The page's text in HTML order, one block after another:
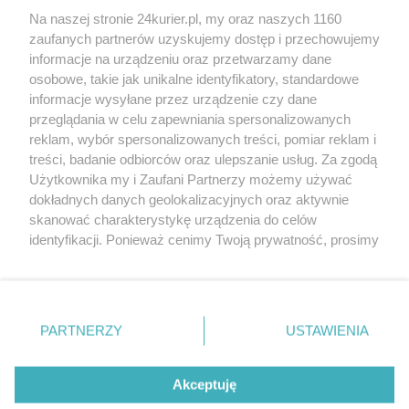
Koleją pilotażowo i na „sieciówce”
Bardzo drogie tory do Polic
POGODA
19℃
Zobacz prognozę na 3 dni
Copyright © 2022 Kurier Szczeciński sp. z o.o.
Wszelkie prawa zastrzeżone
Nota wydawnicza
Nota prawna
Polityka prywatności
Reklama
Na naszej stronie 24kurier.pl, my oraz naszych 1160
zaufanych partnerów uzyskujemy dostęp i przechowujemy
informacje na urządzeniu oraz przetwarzamy dane
osobowe, takie jak unikalne identyfikatory, standardowe
informacje wysyłane przez urządzenie czy dane
przeglądania w celu zapewniania spersonalizowanych
reklam, wybór spersonalizowanych treści, pomiar reklam i
treści, badanie odbiorców oraz ulepszanie usług. Za zgodą
Użytkownika my i Zaufani Partnerzy możemy używać
dokładnych danych geolokalizacyjnych oraz aktywnie
skanować charakterystykę urządzenia do celów
identyfikacji. Ponieważ cenimy Twoją prywatność, prosimy
prywatności znajdujący się w lewym dolnym rogu strony
. Niektóre rodzaje przetwarzania danych nie wymagają
takiemu przetwarzaniu. Preferencje będą miały
zastosowania tylko na tej witrynie.
PARTNERZY USTAWIENIA
Akceptuję